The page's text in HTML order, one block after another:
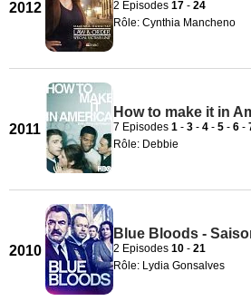
2012 2 Episodes 17 - 24
Rôle: Cynthia Mancheno
2011
How to make it in
7 Episodes 1 - 3 - 4 - 5 - 6 -
Rôle: Debbie
2010
Blue Bloods -
2 Episodes 10 - 21
Rôle: Lydia Gonsalves